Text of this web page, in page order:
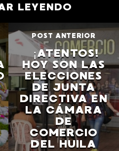
LEYENDO
POST ANTERIOR
¡ATENTOS!
HOY SON LAS
ELECCIONES
DE JUNTA
DIRECTIVA EN
LA CÁMARA
DE
COMERCIO
DEL HUILA